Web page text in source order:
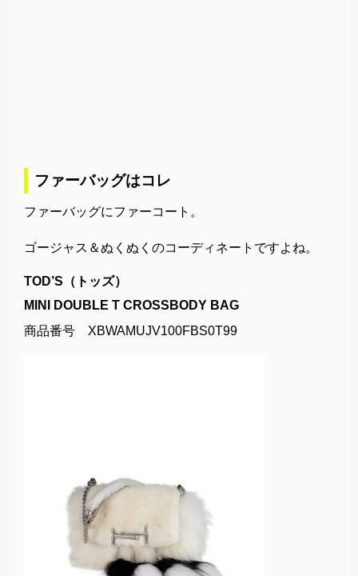
ファーバッグはコレ
ファーバッグにファーコート。
ゴージャス＆ぬくぬくのコーディネートですよね。
TOD’S（トッズ）
MINI DOUBLE T CROSSBODY BAG
商品番号 XBWAMUJV100FBS0T99